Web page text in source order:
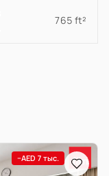
765 ft²
−AED 7 тыс.